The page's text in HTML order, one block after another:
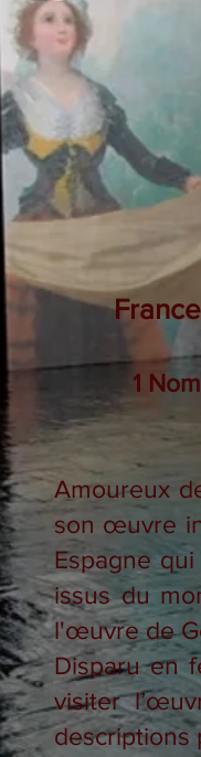
1
Amoureux
son œuvre
Espagne
issus du
l'œuvre de
Disparu en
visiter
descriptions